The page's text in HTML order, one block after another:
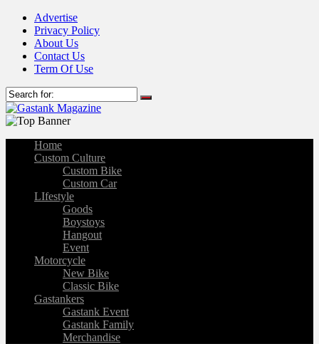
Advertise
Privacy Policy
About Us
Contact Us
Term Of Use
Home
Custom Culture
Custom Bike
Custom Car
LIfestyle
Goods
Boystoys
Hangout
Event
Motorcycle
New Bike
Classic Bike
Gastankers
Gastank Event
Gastank Family
Merchandise